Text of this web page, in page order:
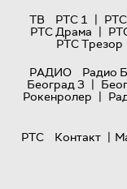
ТВ
РТС 1 |
РТС Драма |
РТС Трезор
РАДИО
Радио
Београд 3 |
Рокенролер |
РТС
Контакт |